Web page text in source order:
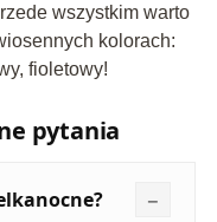
wszystkim warto
kolorach:
fioletowy!
pytania